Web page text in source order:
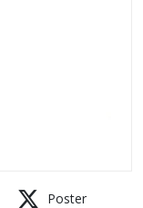
Poster